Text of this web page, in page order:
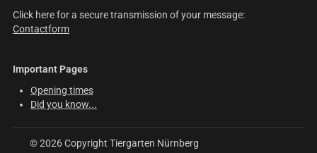
Click here for a secure transmission of your message:
Contactform
Important Pages
Opening times
Did you know...
© 2026 Copyright Tiergarten Nürnberg